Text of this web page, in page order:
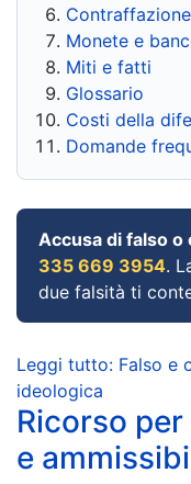
Monete e
Miti e fatti
Glossario
Costi della
Domande
Accusa di falso
335 669 3954.
due falsità ti
Leggi tutto: Falso e
ideologica
Ricorso
e